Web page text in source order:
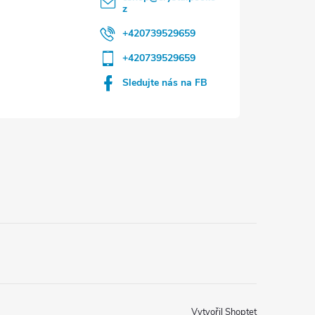
z
+420739529659
+420739529659
Sledujte nás na FB
Vytvořil Shoptet